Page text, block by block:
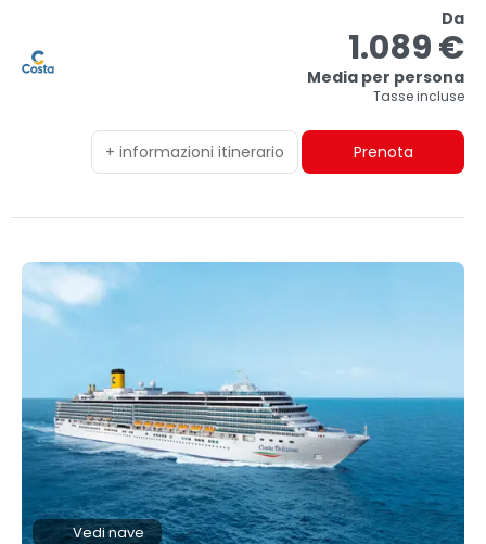
Da
1.089 €
Media per persona
Tasse incluse
+ informazioni itinerario Prenota
Vedi nave